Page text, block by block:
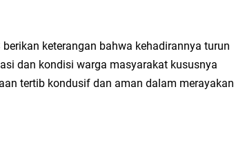
keterangan bahwa kehadirannya turun
dan kondisi warga masyarakat kususnya
tertib kondusif dan aman dalam merayakan